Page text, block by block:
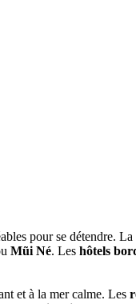
pour se‎ détendre.
Mũi‎ Né. Les hôtels
et à la mer‎ calme. Les